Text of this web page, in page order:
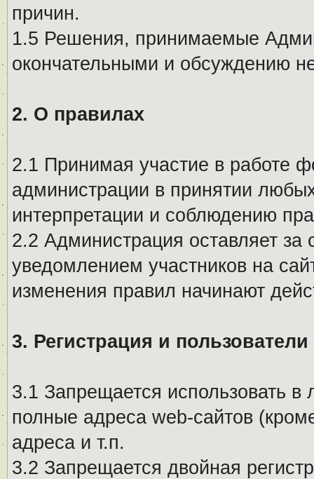
причин.
1.5 Решения, принимаемые
окончательными и обсуждению
2. О правилах
2.1 Принимая участие в работе
администрации в принятии
интерпретации и соблюдению
2.2 Администрация оставляет
уведомлением участников на
изменения правил начинают
3. Регистрация и пользователи
3.1 Запрещается использовать
полные адреса web-сайтов
адреса и т.п.
3.2 Запрещается двойная